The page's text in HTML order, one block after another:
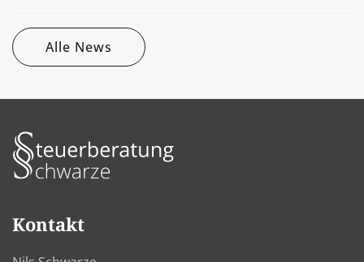
Alle News
Kontakt